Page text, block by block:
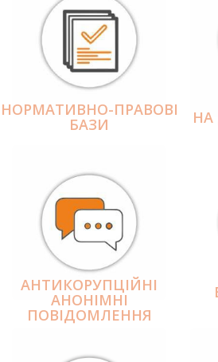
НОРМАТИВНО-ПРАВОВІ
БАЗИ НА
АНТИКОРУПЦІЙНІ
АНОНІМНІ
ПОВІДОМЛЕННЯ